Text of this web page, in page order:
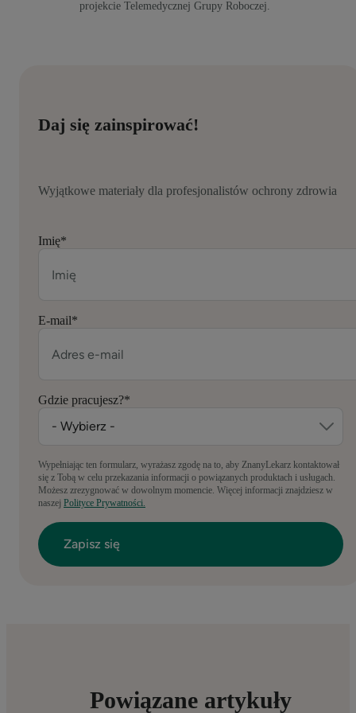
projekcie Telemedycznej Grupy Roboczej.
Daj się zainspirować!
Wyjątkowe materiały dla profesjonalistów ochrony zdrowia
Imię*
E-mail*
Gdzie pracujesz?*
Wypełniając ten formularz, wyrażasz zgodę na to, aby ZnanyLekarz kontaktował
się z Tobą w celu przekazania informacji o powiązanych produktach i usługach.
Możesz zrezygnować w dowolnym momencie. Więcej informacji znajdziesz w
naszej Polityce Prywatności.
Powiązane artykuły